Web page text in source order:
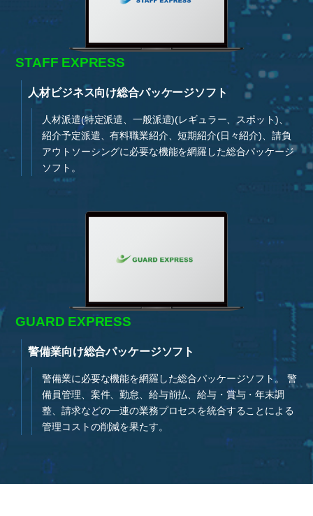
会社紹介
研修制度・キャリアパス
STAFF EXPRESS
人材ビジネス向け総合パッケージソフト
人材派遣(特定派遣、一般派遣)(レギュラー、スポット)、
紹介予定派遣、有料職業紹介、短期紹介(日々紹介)、請負
アウトソーシングに必要な機能を網羅した総合パッケージ
ソフト。
GUARD EXPRESS
警備業向け総合パッケージソフト
警備業に必要な機能を網羅した総合パッケージソフト。 警
備員管理、案件、勤怠、給与前払、給与・賞与・年末調
整、請求などの一連の業務プロセスを統合することによる
管理コストの削減を果たす。